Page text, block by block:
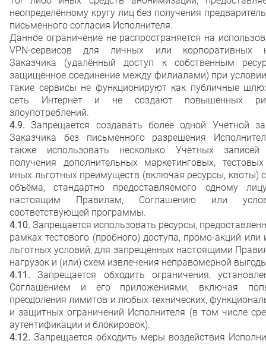
неопределённому кругу лиц без получения
письменного согласия Исполнителя.
Данное ограничение не распространяется на
VPN-сервисов для личных или корпоративных
Заказчика (удалённый доступ к собственным
защищённое соединение между филиалами) при
такие сервисы не функционируют как публичные
сеть Интернет и не создают повышенных
злоупотреблений.
4.9.Запрещается создавать более одной Учётной
Заказчика без письменного разрешения
также использовать несколько Учётных
получения дополнительных маркетинговых,
иных льготных преимуществ (включая ресурсы, квоты)
объёма, стандартно предоставляемого одному
настоящим Правилам, Соглашению или
соответствующей программы.
4.10. Запрещается использовать ресурсы,
рамках тестового (пробного) доступа, промо-акций или
льготных условий, для запрещённых настоящими
нагрузок и (или) схем извлечения неправомерной
4.11. Запрещается обходить ограничения,
Соглашением и его приложениями, включая
преодоления лимитов и любых технических,
и защитных ограничений Исполнителя (в том числе
аутентификации и блокировок).
4.12. Запрещается обходить меры воздействия